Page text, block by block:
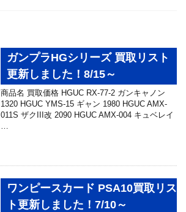
ガンプラHGシリーズ 買取リスト
更新しました！8/15～
商品名 買取価格 HGUC RX-77-2 ガンキャノン
1320 HGUC YMS-15 ギャン 1980 HGUC AMX-
011S ザクIII改 2090 HGUC AMX-004 キュベレイ
…
ワンピースカード PSA10買取リス
ト更新しました！7/10～